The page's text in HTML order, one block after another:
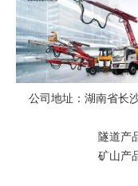
公司地址：湖南省长
隧道产
矿山产